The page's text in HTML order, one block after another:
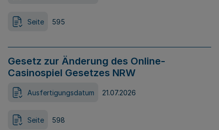
Seite 595
Gesetz zur Änderung des Online-
Casinospiel Gesetzes NRW
Ausfertigungsdatum 21.07.2026
Seite 598